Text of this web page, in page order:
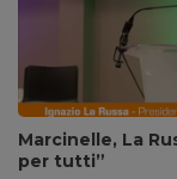
Marcinelle, La
per tutti”